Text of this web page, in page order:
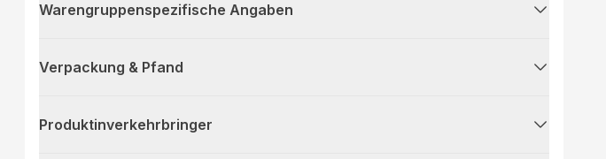
Warengruppenspezifische Angaben
Verpackung & Pfand
Produktinverkehrbringer